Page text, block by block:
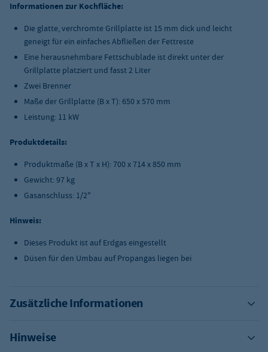
Informationen zur Kochfläche:
Die glatte, verchromte Grillplatte ist 15 mm dick und leicht
geneigt für ein einfaches Abfließen der Fettreste
Eine herausnehmbare Fettschublade ist direkt unter der
Grillplatte platziert und fasst 2 Liter
Zwei Brenner
Maße der Grillplatte (B x T): 650 x 570 mm
Leistung: 11 kW
Produktdetails:
Produktmaße (B x T x H): 700 x 714 x 850 mm
Gewicht: 97 kg
Gasanschluss: 1/2"
Hinweis:
Dieses Produkt ist auf Erdgas eingestellt
Düsen für den Umbau auf Propangas liegen bei
Zusätzliche Informationen
Hinweise